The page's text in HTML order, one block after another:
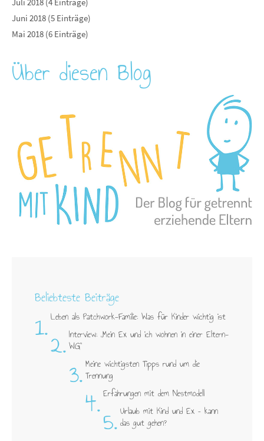
Juni 2018 (5 Einträge)
Mai 2018 (6 Einträge)
Über diesen Blog
Beliebteste Beiträge
1. Leben als Patchwork-Familie: Was für Kinder wichtig ist
2. Interview: „Mein Ex und ich wohnen in einer Eltern-
WG"
3. Meine wichtigsten Tipps rund um die
Trennung
4. Erfahrungen mit dem Nestmodell
5. Urlaub mit Kind und Ex – kann
das gut gehen?